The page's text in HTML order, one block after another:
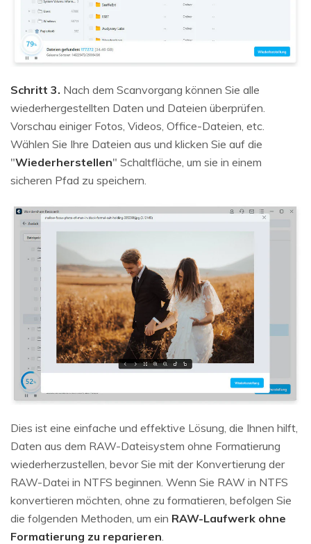
Schritt 3. Nach dem Scanvorgang können Sie alle
wiederhergestellten Daten und Dateien überprüfen.
Vorschau einiger Fotos, Videos, Office-Dateien, etc.
Wählen Sie Ihre Dateien aus und klicken Sie auf die
"Wiederherstellen" Schaltfläche, um sie in einem
sicheren Pfad zu speichern.
Dies ist eine einfache und effektive Lösung, die Ihnen hilft,
Daten aus dem RAW-Dateisystem ohne Formatierung
wiederherzustellen, bevor Sie mit der Konvertierung der
RAW-Datei in NTFS beginnen. Wenn Sie RAW in NTFS
konvertieren möchten, ohne zu formatieren, befolgen Sie
die folgenden Methoden, um ein RAW-Laufwerk ohne
Formatierung zu reparieren.